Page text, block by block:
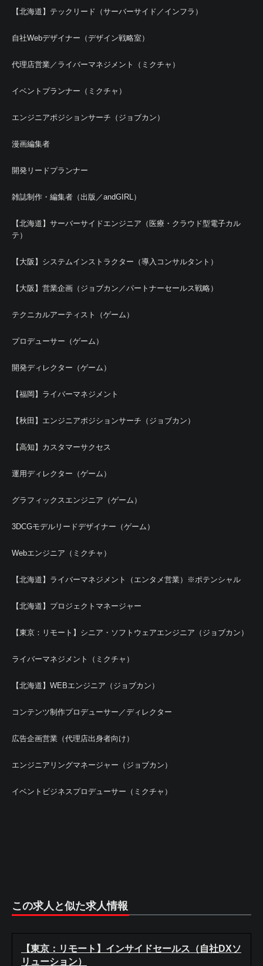
【北海道】テックリード（サーバーサイド／インフラ）
自社Webデザイナー（デザイン戦略室）
代理店営業／ライバーマネジメント（ミクチャ）
イベントプランナー（ミクチャ）
エンジニアポジションサーチ（ジョブカン）
漫画編集者
開発リードプランナー
雑誌制作・編集者（出版／andGIRL）
【北海道】サーバーサイドエンジニア（医療・クラウド型電子カル
テ）
【大阪】システムインストラクター（導入コンサルタント）
【大阪】営業企画（ジョブカン／パートナーセールス戦略）
テクニカルアーティスト（ゲーム）
プロデューサー（ゲーム）
開発ディレクター（ゲーム）
【福岡】ライバーマネジメント
【秋田】エンジニアポジションサーチ（ジョブカン）
【高知】カスタマーサクセス
運用ディレクター（ゲーム）
グラフィックスエンジニア（ゲーム）
3DCGモデルリードデザイナー（ゲーム）
Webエンジニア（ミクチャ）
【北海道】ライバーマネジメント（エンタメ営業）※ポテンシャル
【北海道】プロジェクトマネージャー
【東京：リモート】シニア・ソフトウェアエンジニア（ジョブカン）
ライバーマネジメント（ミクチャ）
【北海道】WEBエンジニア（ジョブカン）
コンテンツ制作プロデューサー／ディレクター
広告企画営業（代理店出身者向け）
エンジニアリングマネージャー（ジョブカン）
イベントビジネスプロデューサー（ミクチャ）
この求人と似た求人情報
【東京：リモート】インサイドセールス（自社DXソ
リューション）